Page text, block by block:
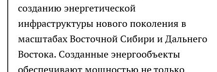
созданию энергетической
инфраструктуры нового поколения в
масштабах Восточной Сибири и Дальнего
Востока. Созданные энергообъекты
обеспечивают мощностью не только